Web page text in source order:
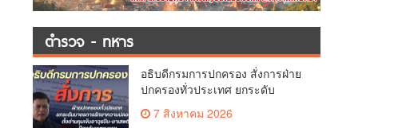
ตำรวจ - ทหาร
อธิบดีกรมการปกครอง สั่งการฝ่าย
ปกครองทั่วประเทศ ยกระดับ
มาตรการรักษาความปลอดภัย ตั้ง
ด่านคุมเข้มอาวุธปืน–ยาเสพติด
7 สิงหาคม 2026